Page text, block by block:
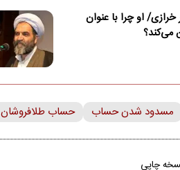
خرازی/ او چرا با عنوان
می‌کند؟
مسدود شدن حساب حساب طلافروشان
چاپی